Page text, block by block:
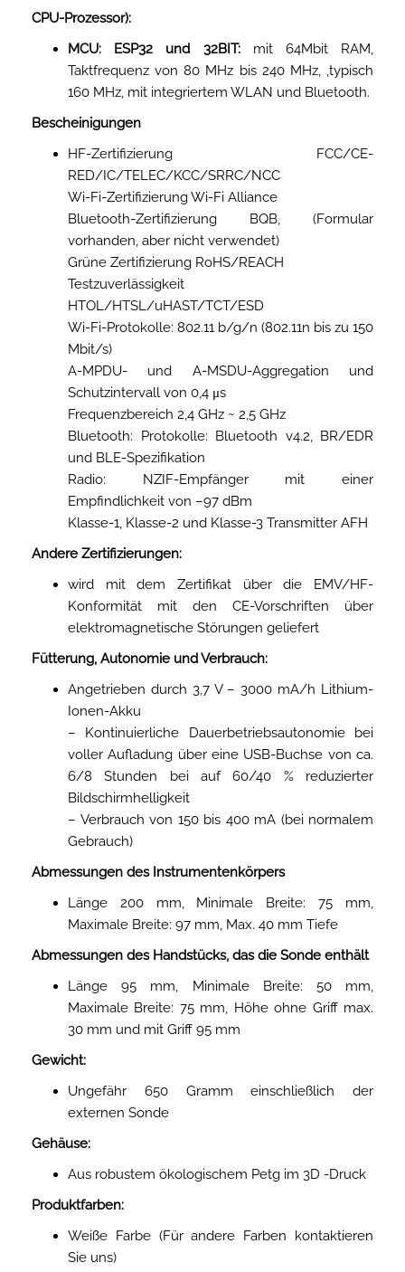
CPU-Prozessor):
MCU: ESP32 und 32BIT:mit 64Mbit RAM,
Taktfrequenz von 80 MHz bis 240 MHz, ,typisch
160 MHz, mit integriertem WLAN und Bluetooth.
Bescheinigungen
HF-Zertifizierung FCC/CE-
RED/IC/TELEC/KCC/SRRC/NCC
Wi-Fi-Zertifizierung Wi-Fi Alliance
Bluetooth-Zertifizierung BQB, (Formular
vorhanden, aber nicht verwendet)
Grüne Zertifizierung RoHS/REACH
Testzuverlässigkeit
HTOL/HTSL/uHAST/TCT/ESD
Wi-Fi-Protokolle: 802.11 b/g/n (802.11n bis zu 150
Mbit/s)
A-MPDU- und A-MSDU-Aggregation und
Schutzintervall von 0,4 μs
Frequenzbereich 2,4 GHz ~ 2,5 GHz
Bluetooth: Protokolle: Bluetooth v4.2, BR/EDR
und BLE-Spezifikation
Radio: NZIF-Empfänger mit einer
Empfindlichkeit von –97 dBm
Klasse-1, Klasse-2 und Klasse-3 Transmitter AFH
Andere Zertifizierungen:
wird mit dem Zertifikat über die EMV/HF-
Konformität mit den CE-Vorschriften über
elektromagnetische Störungen geliefert
Fütterung, Autonomie und Verbrauch:
Angetrieben durch 3,7 V – 3000 mA/h Lithium-
Ionen-Akku
– Kontinuierliche Dauerbetriebsautonomie bei
voller Aufladung über eine USB-Buchse von ca.
6/8 Stunden bei auf 60/40 % reduzierter
Bildschirmhelligkeit
– Verbrauch von 150 bis 400 mA (bei normalem
Gebrauch)
Abmessungen des Instrumentenkörpers
Länge 200 mm, Minimale Breite: 75 mm,
Maximale Breite: 97 mm, Max. 40 mm Tiefe
Abmessungen des Handstücks, das die Sonde enthält
Länge 95 mm, Minimale Breite: 50 mm,
Maximale Breite: 75 mm, Höhe ohne Griff max.
30 mm und mit Griff 95 mm
Gewicht:
Ungefähr 650 Gramm einschließlich der
externen Sonde
Gehäuse:
Aus robustem ökologischem Petg im 3D -Druck
Produktfarben:
Weiße Farbe (Für andere Farben kontaktieren
Sie uns)